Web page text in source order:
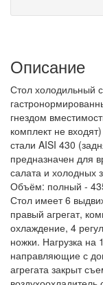
Описание
Стол холодильный
гнездом
комплект не
стали AISI 430
предназначен для
салата и холодных
Объём: полный -
Стол имеет 6
правый агрегат,
охлаждение, 4
ножки. Нагрузка
направляющие с
агрегата закрыт